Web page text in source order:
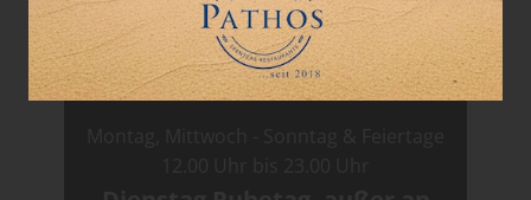
Telefon 030 565 874 76
Öffnungszeiten